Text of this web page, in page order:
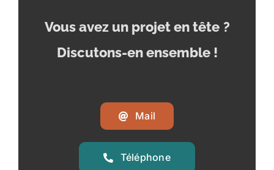
Vous avez un projet en tête ?
Discutons-en ensemble !
Mail
Téléphone